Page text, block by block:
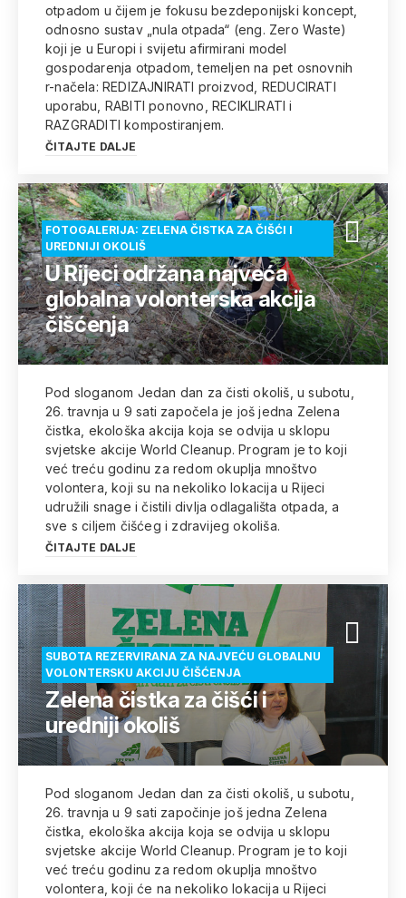
otpadom u čijem je fokusu bezdeponijski koncept,
odnosno sustav „nula otpada“ (eng. Zero Waste)
koji je u Europi i svijetu afirmirani model
gospodarenja otpadom, temeljen na pet osnovnih
r-načela: REDIZAJNIRATI proizvod, REDUCIRATI
uporabu, RABITI ponovno, RECIKLIRATI i
RAZGRADITI kompostiranjem.
ČITAJTE DALJE
FOTOGALERIJA: ZELENA ČISTKA ZA ČIŠĆI I
UREDNIJI OKOLIŠ
U Rijeci održana najveća
globalna volonterska akcija
čišćenja
Pod sloganom Jedan dan za čisti okoliš, u subotu,
26. travnja u 9 sati započela je još jedna Zelena
čistka, ekološka akcija koja se odvija u sklopu
svjetske akcije World Cleanup. Program je to koji
već treću godinu za redom okuplja mnoštvo
volontera, koji su na nekoliko lokacija u Rijeci
udružili snage i čistili divlja odlagališta otpada, a
sve s ciljem čišćeg i zdravijeg okoliša.
ČITAJTE DALJE
SUBOTA REZERVIRANA ZA NAJVEĆU GLOBALNU
VOLONTERSKU AKCIJU ČIŠĆENJA
Zelena čistka za čišći i
uredniji okoliš
Pod sloganom Jedan dan za čisti okoliš, u subotu,
26. travnja u 9 sati započinje još jedna Zelena
čistka, ekološka akcija koja se odvija u sklopu
svjetske akcije World Cleanup. Program je to koji
već treću godinu za redom okuplja mnoštvo
volontera, koji će na nekoliko lokacija u Rijeci